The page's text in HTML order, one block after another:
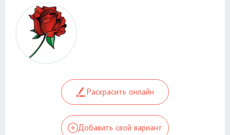
Раскрасить онлайн
Добавить свой вариант